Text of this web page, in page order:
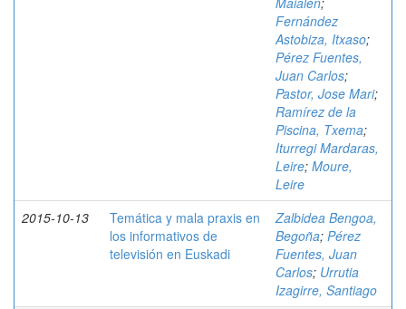
Fernández
Astobiza, Itxaso;
Pérez Fuentes,
Juan Carlos;
Pastor, Jose Mari;
Ramírez de la
Piscina, Txema;
Iturregi Mardaras,
Leire; Moure,
Leire
2015-10-13
Temática y mala praxis en
los informativos de
televisión en Euskadi
Zalbidea Bengoa,
Begoña; Pérez
Fuentes, Juan
Carlos; Urrutia
Izagirre, Santiago